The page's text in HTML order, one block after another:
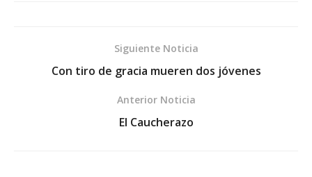
Siguiente Noticia
Con tiro de gracia mueren dos jóvenes
Anterior Noticia
El Caucherazo